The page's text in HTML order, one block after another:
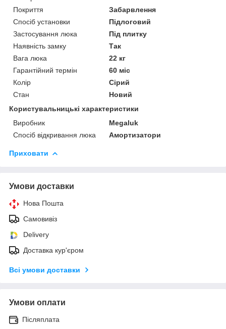
Покриття
Забарвлення
Спосіб установки
Підлоговий
Застосування люка
Під плитку
Наявність замку
Так
Вага люка
22 кг
Гарантійний термін
60 міс
Колір
Сірий
Стан
Новий
Користувальницькі характеристики
Виробник
Megaluk
Спосіб відкривання люка
Амортизатори
Приховати
Умови доставки
Нова Пошта
Самовивіз
Delivery
Доставка кур'єром
Всі умови доставки
Умови оплати
Післяплата